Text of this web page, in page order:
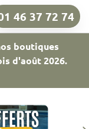
46 37 72 74
boutiques
d'août 2026.